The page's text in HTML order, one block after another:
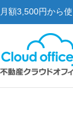
月額3,500円から